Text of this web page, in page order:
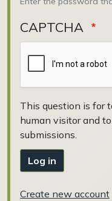
CAPTCHA
This question is for
human visitor and
submissions.
Log in
Create new account